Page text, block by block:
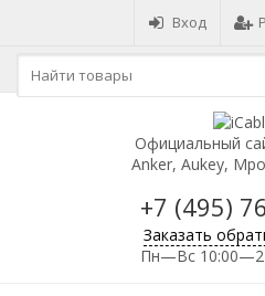
Вход
Официальный
Anker, Aukey,
+7 (495)
Заказать
Пн—Вс